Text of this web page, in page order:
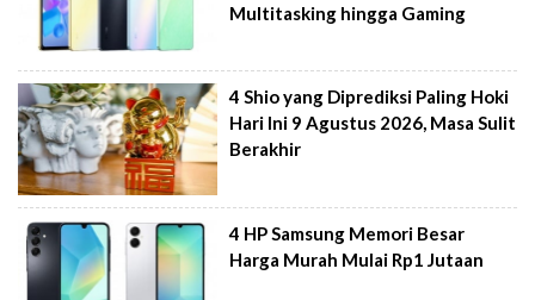
Multitasking hingga Gaming
4 Shio yang Diprediksi Paling Hoki
Hari Ini 9 Agustus 2026, Masa Sulit
Berakhir
4 HP Samsung Memori Besar
Harga Murah Mulai Rp1 Jutaan